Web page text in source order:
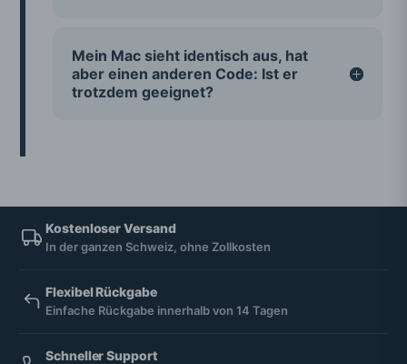
Mein Mac sieht identisch aus, hat
aber einen anderen Code: Ist er
trotzdem geeignet?
Kostenloser Versand
In der ganzen Schweiz, ohne Zollkosten
Flexibel Rückgabe
Einfache Rückgabe innerhalb von 14 Tagen
Schneller Support